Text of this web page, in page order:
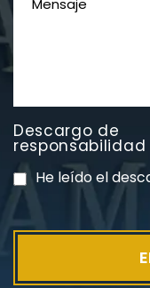
Descargo de
responsabilidad
He leído el